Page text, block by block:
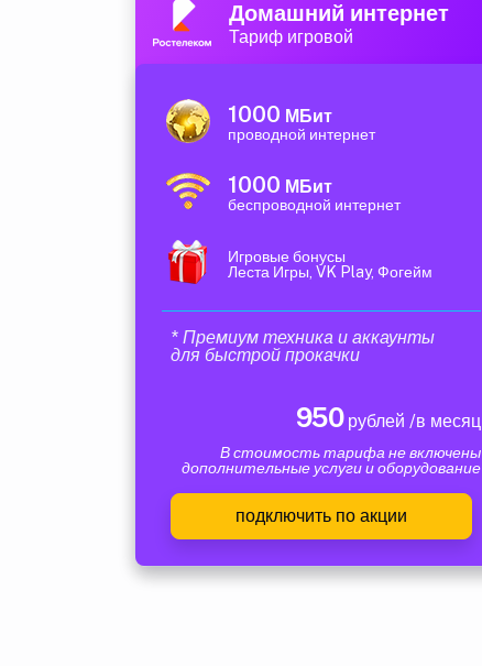
Домашний интернет
Тариф игровой
1000 МБит
проводной интернет
1000 МБит
беспроводной интернет
Игровые бонусы
Леста Игры, VK Play, Фогейм
* Премиум техника и аккаунты
для быстрой прокачки
950рублей /в месяц
В стоимость тарифа не включены
дополнительные услуги и оборудование
подключить по акции